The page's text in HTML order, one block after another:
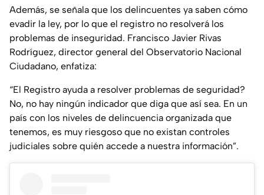
Además, se señala que los delincuentes ya saben cómo
evadir la ley, por lo que el registro no resolverá los
problemas de inseguridad. Francisco Javier Rivas
Rodríguez, director general del Observatorio Nacional
Ciudadano, enfatiza:
“El Registro ayuda a resolver problemas de seguridad?
No, no hay ningún indicador que diga que así sea. En un
país con los niveles de delincuencia organizada que
tenemos, es muy riesgoso que no existan controles
judiciales sobre quién accede a nuestra información”.